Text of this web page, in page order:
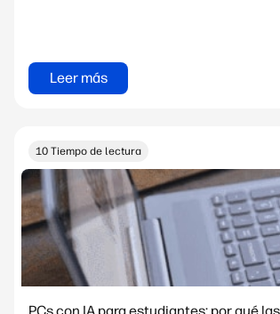
Leer más
10 Tiempo de lectura